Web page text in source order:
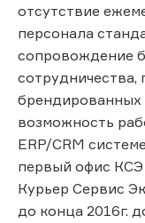
отсутствие
персонала
сопровождение
сотрудничества,
брендированных
возможность
ERP/CRM
первый офис
Курьер Сервис
до конца 2016г.